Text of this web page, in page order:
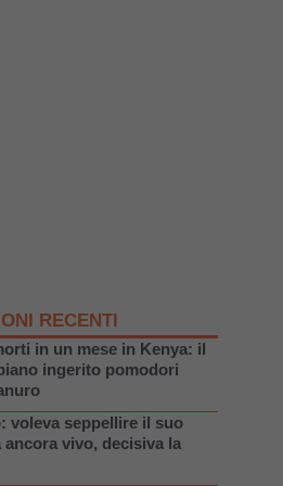
RECENTI
in un mese in Kenya: il
ingerito pomodori
voleva seppellire il suo
ancora vivo, decisiva la